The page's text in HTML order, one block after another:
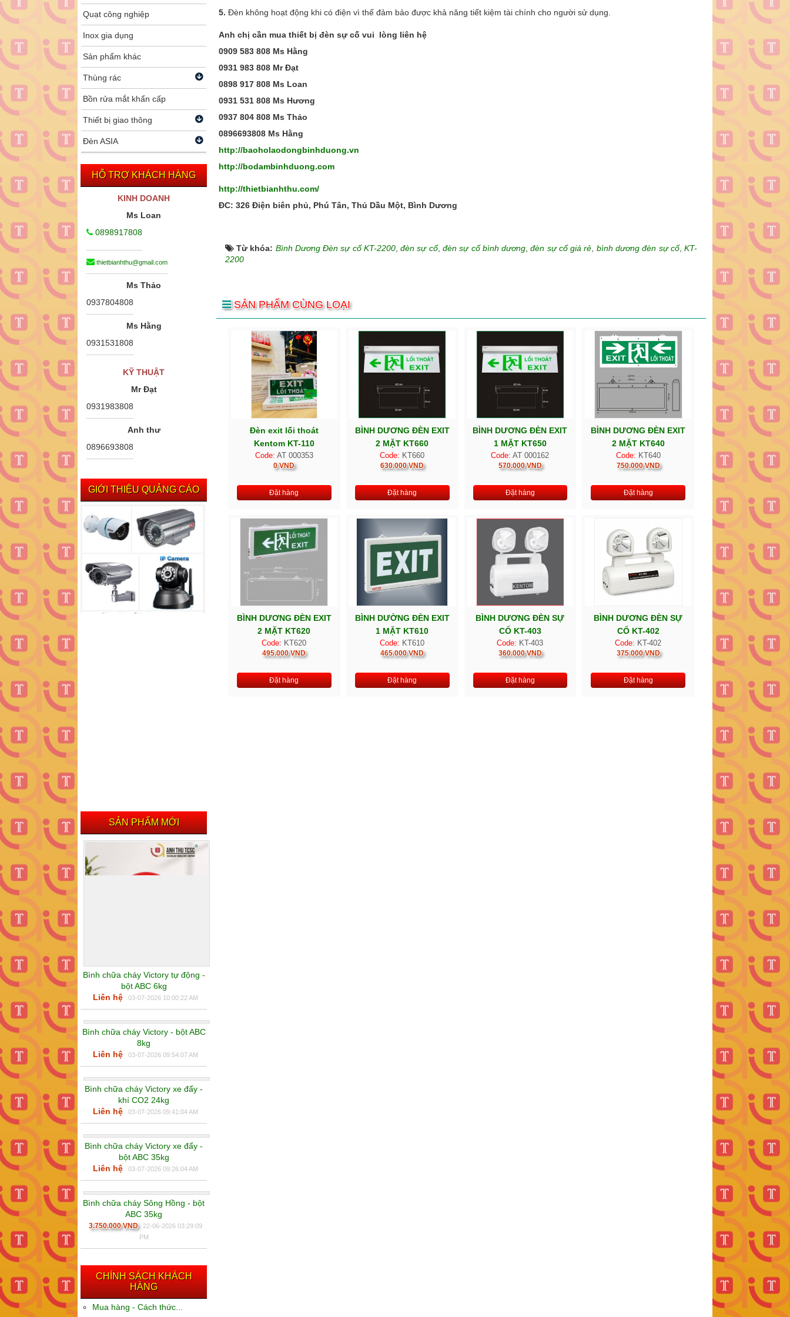
5. Đèn không hoạt động khi có điện vì thế đảm bảo được khả năng tiết kiệm tài chính cho người sử dụng.
Anh chị cần mua thiết bị đèn sự cố vui lòng liên hệ
0909 583 808 Ms Hằng
0931 983 808 Mr Đạt
0898 917 808 Ms Loan
0931 531 808 Ms Hương
0937 804 808 Ms Thảo
0896693808 Ms Hằng
http://baoholaodongbinhduong.vn
http://bodambinhduong.com
http://thietbianhthu.com/
ĐC: 326 Điện biên phủ, Phú Tân, Thủ Dầu Một, Bình Dương
Từ khóa: Bình Dương Đèn sự cố KT-2200,đèn sự cố,đèn sự cố bình dương ,đèn sự cố giá rẻ bình dương đèn sự cố,KT-
2200
SẢN PHẨM CÙNG LOẠI
Đèn exit lối thoát
Kentom KT-110
Code: AT 000353
0 VND
Đặt hàng
BÌNH DƯƠNG ĐÈN EXIT
2 MẶT KT660
Code: KT660
630.000 VND
Đặt hàng
BÌNH DƯƠNG ĐÈN EXIT
1 MẶT KT650
Code: AT 000162
570.000 VND
Đặt hàng
BÌNH DƯƠNG ĐÈN EXIT
2 MẶT KT640
Code: KT640
750.000 VND
Đặt hàng
BÌNH DƯƠNG ĐÈN EXIT
2 MẶT KT620
Code: KT620
495.000 VND
Đặt hàng
BÌNH DƯỜNG ĐÈN EXIT
1 MẶT KT610
Code: KT610
465.000 VND
Đặt hàng
BÌNH DƯƠNG ĐÈN SỰ
CỐ KT-403
Code: KT-403
360.000 VND
Đặt hàng
BÌNH DƯƠNG ĐÈN SỰ
CỐ KT-402
Code: KT-402
375.000 VND
Đặt hàng
Quạt công nghiệp
Inox gia dụng
Sản phẩm khác
Thùng rác
Bồn rửa mắt khẩn cấp
Thiết bị giao thông
Đèn ASIA
HỖ TRỢ KHÁCH HÀNG
KINH DOANH
Ms Loan
0898917808
thietbianhthu@gmail.com
Ms Thảo
0937804808
Ms Hằng
0931531808
KỸ THUẬT
Mr Đạt
0931983808
Anh thư
0896693808
GIỚI THIỆU QUẢNG CÁO
SẢN PHẨM MỚI
Bình chữa cháy Victory tự động -
bột ABC 6kg
Liên hệ
03-07-2026 10:00:22 AM
Bình chữa cháy Victory - bột ABC
8kg
Liên hệ
03-07-2026 09:54:07 AM
Bình chữa cháy Victory xe đẩy -
khí CO2 24kg
Liên hệ
03-07-2026 09:41:04 AM
Bình chữa cháy Victory xe đẩy -
bột ABC 35kg
Liên hệ
03-07-2026 09:26:04 AM
Bình chữa cháy Sông Hồng - bột
ABC 35kg
3.750.000 VND
22-06-2026 03:29:09
PM
CHÍNH SÁCH KHÁCH
HÀNG
Mua hàng - Cách thức...